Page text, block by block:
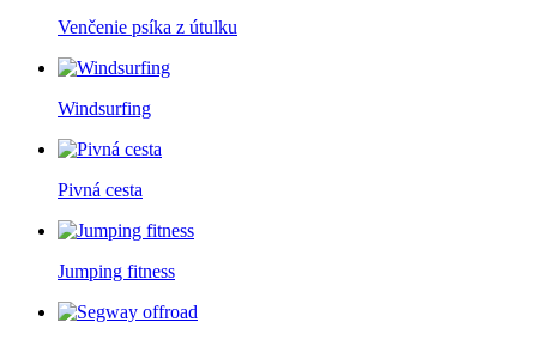
Venčenie psíka z útulku
Windsurfing
Pivná cesta
Jumping fitness